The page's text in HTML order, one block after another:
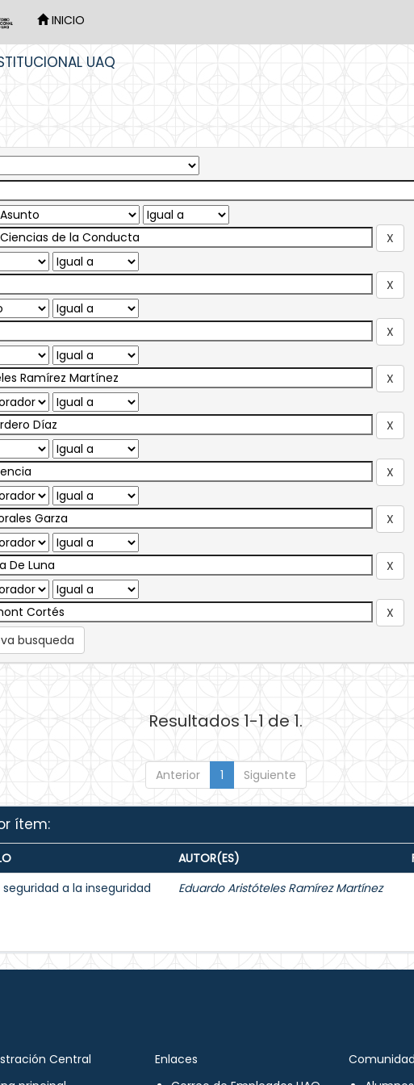
INICIO
UAQ
busqueda
Resultados 1-1 de 1.
Anterior 1 Siguiente
ítem:
AUTOR(ES)
seguridad a la inseguridad
Eduardo Aristóteles Ramírez Martínez
Central
Enlaces